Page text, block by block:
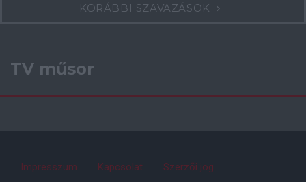
KORÁBBI SZAVAZÁSOK
TV műsor
Impresszum Kapcsolat
Szerzői jog